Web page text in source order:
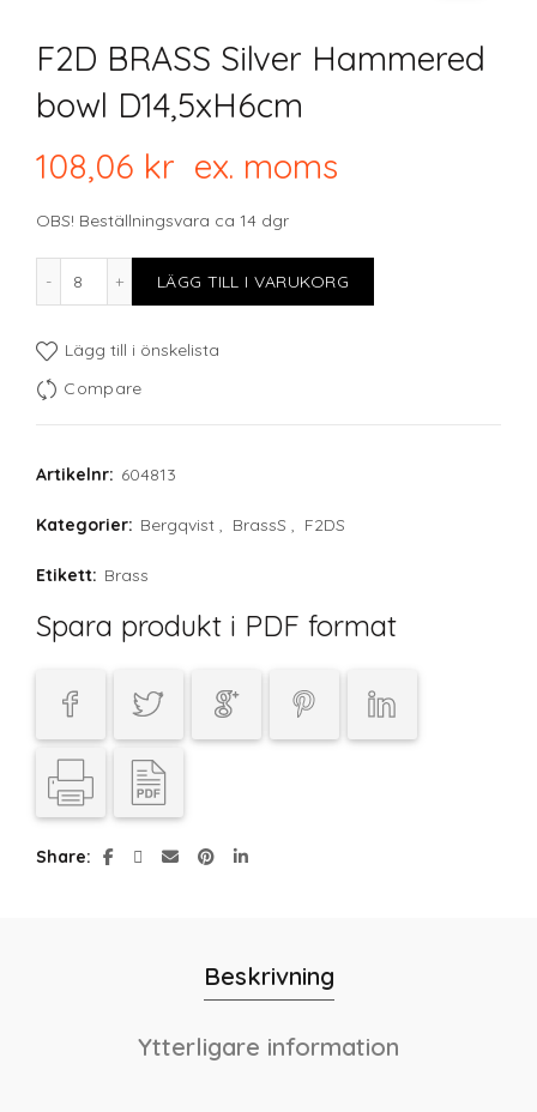
F2D BRASS Silver Hammered
bowl D14,5xH6cm
108,06 kr ex. moms
OBS! Beställningsvara ca 14 dgr
F2D BRASS Silver Hammered bowl D14,5xH6cm mängd
LÄGG TILL I VARUKORG
Lägg till i önskelista
Compare
Artikelnr: 604813
Kategorier: Bergqvist , BrassS , F2DS
Etikett: Brass
Spara produkt i PDF format
Share
Beskrivning
Ytterligare information